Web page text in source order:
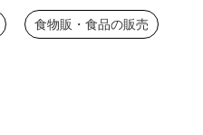
食物販・食品の販売